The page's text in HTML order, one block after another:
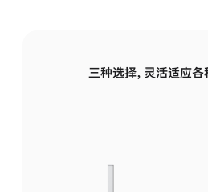
三种选择，灵活适应各